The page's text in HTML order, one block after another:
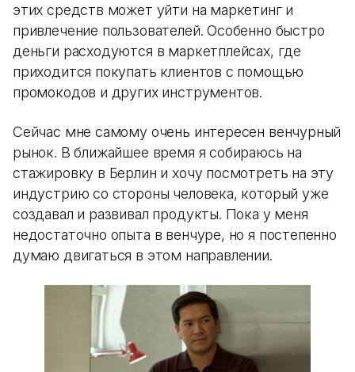
этих средств может уйти на маркетинг и
привлечение пользователей. Особенно быстро
деньги расходуются в маркетплейсах, где
приходится покупать клиентов с помощью
промокодов и других инструментов.
Сейчас мне самому очень интересен венчурный
рынок. В ближайшее время я собираюсь на
стажировку в Берлин и хочу посмотреть на эту
индустрию со стороны человека, который уже
создавал и развивал продукты. Пока у меня
недостаточно опыта в венчуре, но я постепенно
думаю двигаться в этом направлении.